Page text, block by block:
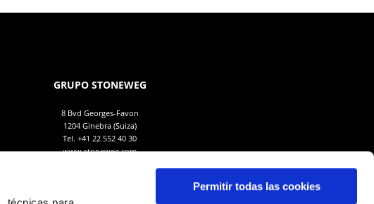
Permitir todas las cookies
GRUPO STONEWEG
8 Bvd Georges-Favon
1204 Ginebra (Suiza)
Tel.+41 22 552 40 30
www.stoneweg.com